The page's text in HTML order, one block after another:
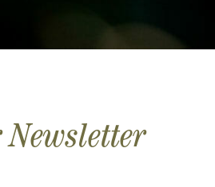
Newsletter